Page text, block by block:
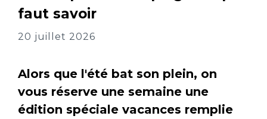
faut savoir
20 juillet 2026
Alors que l'été bat son plein, on
vous réserve une semaine une
édition spéciale vacances remplie